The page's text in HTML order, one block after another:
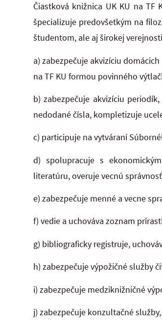
Čiastková knižnica UK KU na
špecializuje predovšetkým na
študentom, ale aj širokej
a) zabezpečuje akvizíciu
na TF KU formou povinného
b) zabezpečuje akvizíciu
nedodané čísla, kompletizuje
c) participuje na vytváraní
d) spolupracuje s
literatúru, overuje vecnú
e) zabezpečuje menné a vecne
f) vedie a uchováva zoznam
g) bibliograficky registruje,
h) zabezpečuje výpožičné služby
i) zabezpečuje medziknižničné
j) zabezpečuje konzultačné služby,